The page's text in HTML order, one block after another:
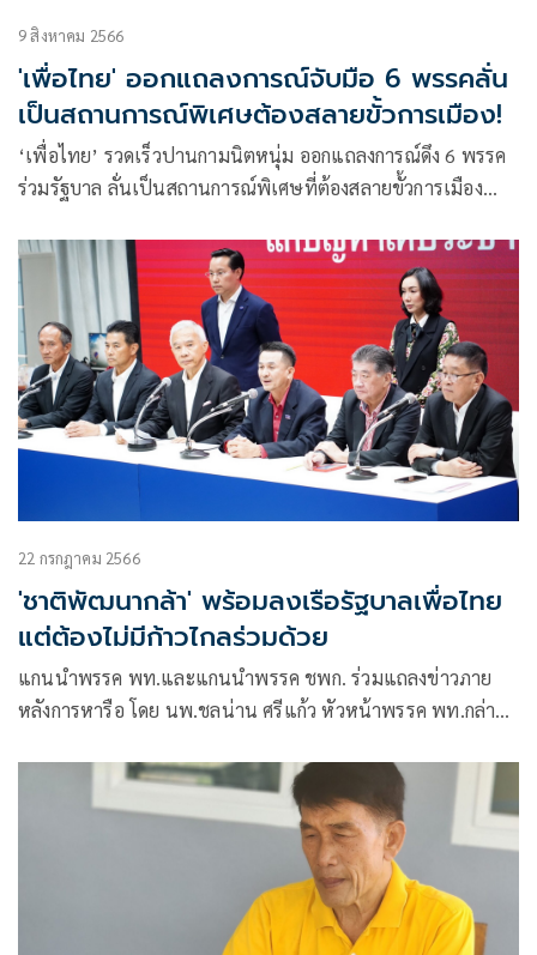
9 สิงหาคม 2566
'เพื่อไทย' ออกแถลงการณ์จับมือ 6 พรรคลั่น
เป็นสถานการณ์พิเศษต้องสลายขั้วการเมือง!
‘เพื่อไทย’ รวดเร็วปานกามนิตหนุ่ม ออกแถลงการณ์ดึง 6 พรรค
ร่วมรัฐบาล ลั่นเป็นสถานการณ์พิเศษที่ต้องสลายขั้วการเมือง
22 กรกฎาคม 2566
'ชาติพัฒนากล้า' พร้อมลงเรือรัฐบาลเพื่อไทย
แต่ต้องไม่มีก้าวไกลร่วมด้วย
แกนนำพรรค พท.และแกนนำพรรค ชพก. ร่วมแถลงข่าวภาย
หลังการหารือ โดย นพ.ชลน่าน ศรีแก้ว หัวหน้าพรรค พท.กล่าว
ถึงการแก้ไขปัญหาให้กับประเทศกรณียังไม่สามารถตั้งรัฐบาลได้
โดยพรรค พท.ได้รับภารกิจจากพรรคก้าวไกล (ก.ก.)